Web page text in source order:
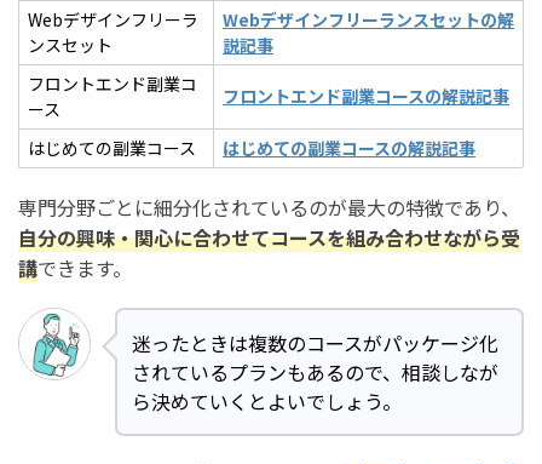
Webデザインフリーラ
ンスセット
Webデザインフリーランスセットの解
説記事
フロントエンド副業コ
ース
フロントエンド副業コースの解説記事
はじめての副業コース はじめての副業コースの解説記事
専門分野ごとに細分化されているのが最大の特徴であり、
自分の興味・関心に合わせてコースを組み合わせながら受
講できます。
迷ったときは複数のコースがパッケージ化
されているプランもあるので、相談しなが
ら決めていくとよいでしょう。